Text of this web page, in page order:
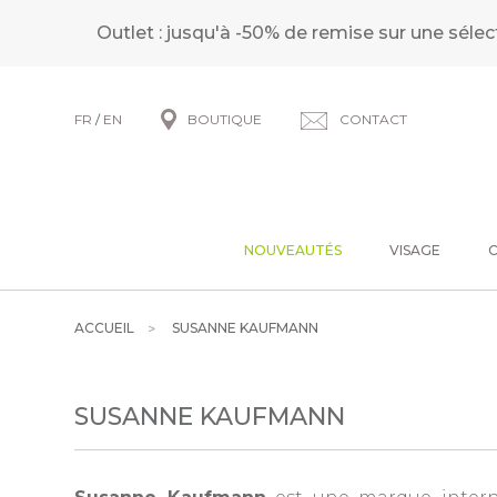
Outlet : jusqu'à -50% de remise sur une
FR / EN BOUTIQUE CONTACT
NOUVEAUTÉS VISAGE
ACCUEIL SUSANNE KAUFMANN
SUSANNE KAUFMANN